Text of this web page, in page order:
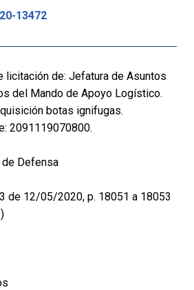
13472
licitación de: Jefatura de Asuntos
del Mando de Apoyo Logístico.
botas ignifugas.
2091119070800.
Defensa
de 12/05/2020, p. 18051 a 18053